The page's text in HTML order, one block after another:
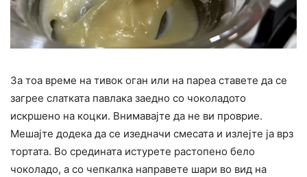
За тоа време на тивок оган или на пареа ставете да се
загрее слатката павлака заедно со чоколадото
искршено на коцки. Внимавајте да не ви проврие.
Мешајте додека да се изедначи смесата и излејте ја врз
тортата. Во средината истурете растопено бело
чоколадо, а со чепкалка направете шари во вид на